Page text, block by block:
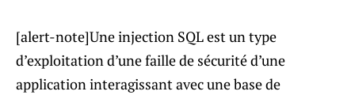
[alert-note]Une injection SQL est un type
d’exploitation d’une faille de sécurité d’une
application interagissant avec une base de